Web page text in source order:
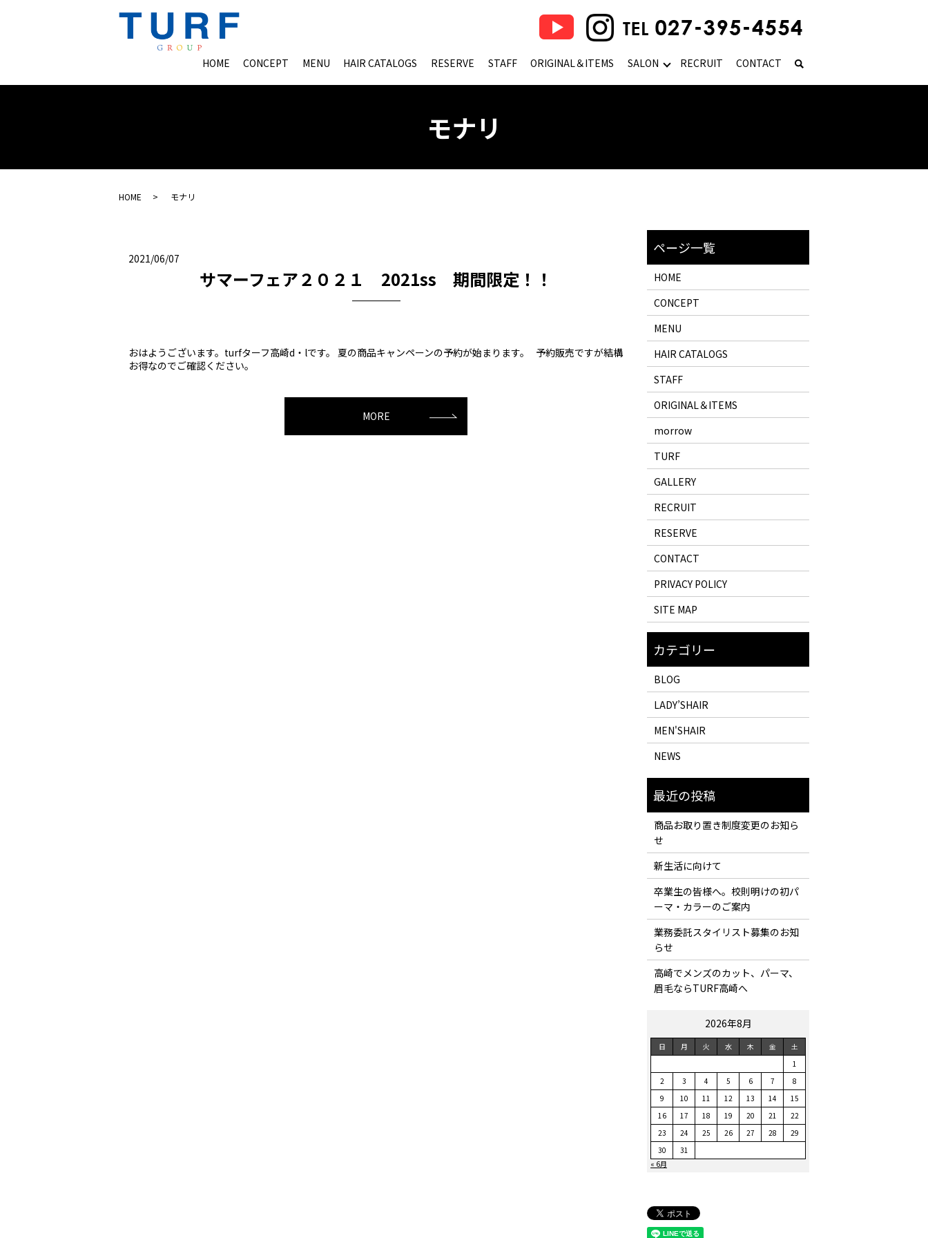
HOME CONCEPT MENU HAIR CATALOGS RESERVE STAFF ORIGINAL＆ITEMS SALON RECRUIT CONTACT
モナリ
HOME モナリ
2021/06/07
サマーフェア２０２１ 2021ss 期間限定！！
おはようございます。turfターフ高崎d・lです。 夏の商品キャンペーンの予約が始まります。 予約販売ですが結構
お得なのでご確認ください。
MORE
HOME
CONCEPT
MENU
HAIR CATALOGS
STAFF
ORIGINAL＆ITEMS
morrow
TURF
GALLERY
RECRUIT
RESERVE
CONTACT
PRIVACY POLICY
SITE MAP
BLOG
LADY’SHAIR
MEN'SHAIR
NEWS
商品お取り置き制度変更のお知ら
せ
新生活に向けて
卒業生の皆様へ。校則明けの初パ
ーマ・カラーのご案内
業務委託スタイリスト募集のお知
らせ
高崎でメンズのカット、パーマ、
眉毛ならTURF高崎へ
2026年8月
日 月 火 水 木 金
土
1
2
3 4 5 6 7
8
9
10 11 12 13 14
15
16
17 18 19 20 21
22
23
24 25 26 27 28
29
30
31
« 6月